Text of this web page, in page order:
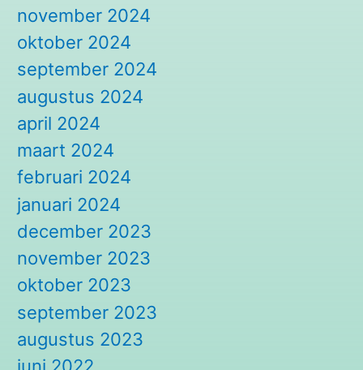
november 2024
oktober 2024
september 2024
augustus 2024
april 2024
maart 2024
februari 2024
januari 2024
december 2023
november 2023
oktober 2023
september 2023
augustus 2023